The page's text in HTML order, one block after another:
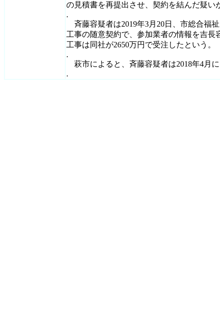
の見積書を再提出させ、契約を結んだ疑い
.
斉藤容疑者は2019年3月20日、市総合福
工事の随意契約で、参加業者の情報を吉長
工事は同社が2650万円で受注したという。
.
萩市によると、斉藤容疑者は2018年4月
.